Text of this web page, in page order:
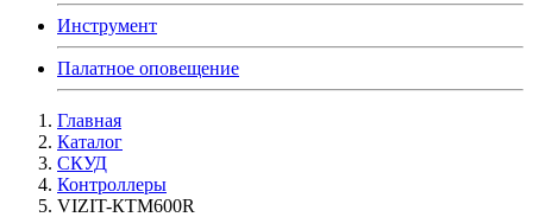
Инструмент
Палатное оповещение
Главная
Каталог
СКУД
Контроллеры
VIZIT-КТМ600R